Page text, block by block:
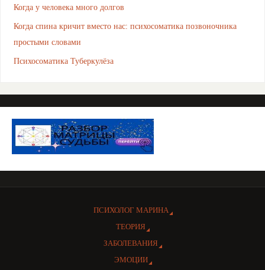
Когда у человека много долгов
Когда спина кричит вместо нас: психосоматика позвоночника
простыми словами
Психосоматика Туберкулёза
ПСИХОЛОГ МАРИНА
ТЕОРИЯ
ЗАБОЛЕВАНИЯ
ЭМОЦИИ